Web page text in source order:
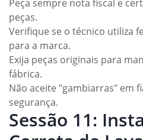
Peça sempre nota fiscal e
peças.
Verifique se o técnico utiliza
para a marca.
Exija peças originais para
fábrica.
Não aceite "gambiarras" em
segurança.
Sessão 11: